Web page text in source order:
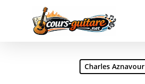
Hit enter to search or ESC to close
Charles Aznavour